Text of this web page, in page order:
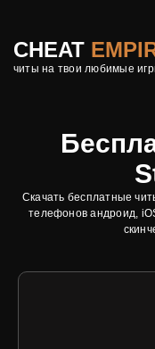
CHEAT
читы на твои любимые
Скачать бесплатные
телефонов андроид,